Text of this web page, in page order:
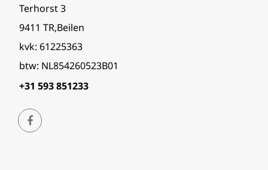
Terhorst 3
9411 TR,Beilen
kvk: 61225363
btw: NL854260523B01
+31 593 851233